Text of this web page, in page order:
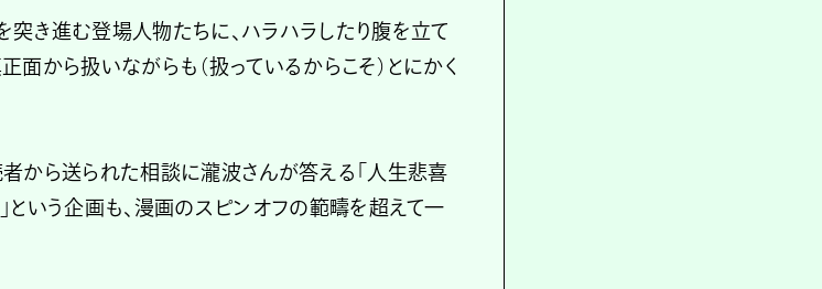
き進む登場人物たちに、ハラハラしたり腹を立て
面から扱いながらも（扱っているからこそ）とにかく
から送られた相談に瀧波さんが答える「人生悲喜
という企画も、漫画のスピンオフの範疇を超えて一